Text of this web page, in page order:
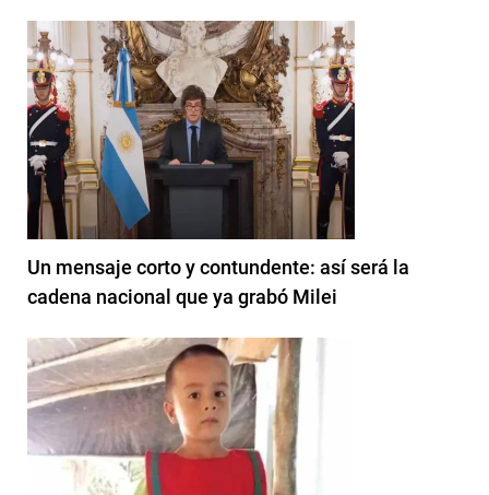
Un mensaje corto y contundente: así será la
cadena nacional que ya grabó Milei